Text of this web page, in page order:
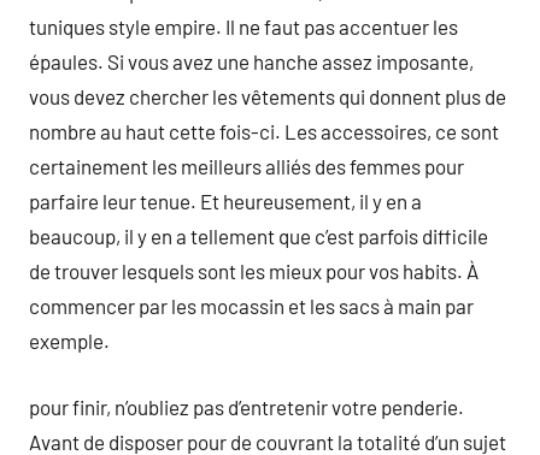
tuniques style empire. Il ne faut pas accentuer les
épaules. Si vous avez une hanche assez imposante,
vous devez chercher les vêtements qui donnent plus de
nombre au haut cette fois-ci. Les accessoires, ce sont
certainement les meilleurs alliés des femmes pour
parfaire leur tenue. Et heureusement, il y en a
beaucoup, il y en a tellement que c’est parfois difficile
de trouver lesquels sont les mieux pour vos habits. À
commencer par les mocassin et les sacs à main par
exemple.
pour finir, n’oubliez pas d’entretenir votre penderie.
Avant de disposer pour de couvrant la totalité d’un sujet